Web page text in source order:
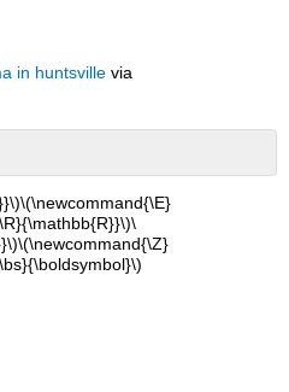
in huntsville via
\(\newcommand{\E}
\
\(\newcommand{\Z}